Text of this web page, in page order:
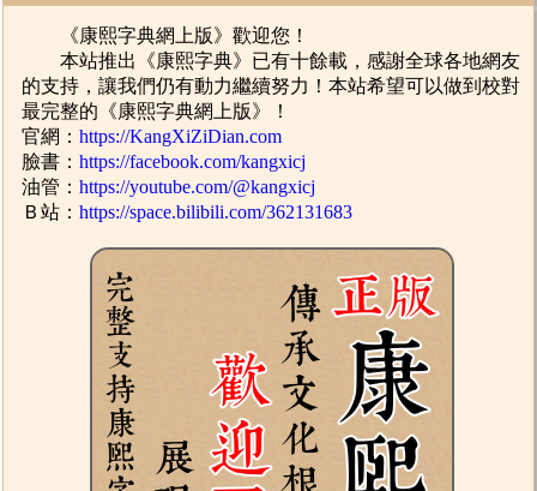
《康熙字典網上版》歡迎您！
本站推出《康熙字典》已有十餘載，感謝全球各地網友
的支持，讓我們仍有動力繼續努力！本站希望可以做到校對
最完整的《康熙字典網上版》！
官網：https://KangXiZiDian.com
臉書：https://facebook.com/kangxicj
油管：https://youtube.com/@kangxicj
Ｂ站：https://space.bilibili.com/362131683